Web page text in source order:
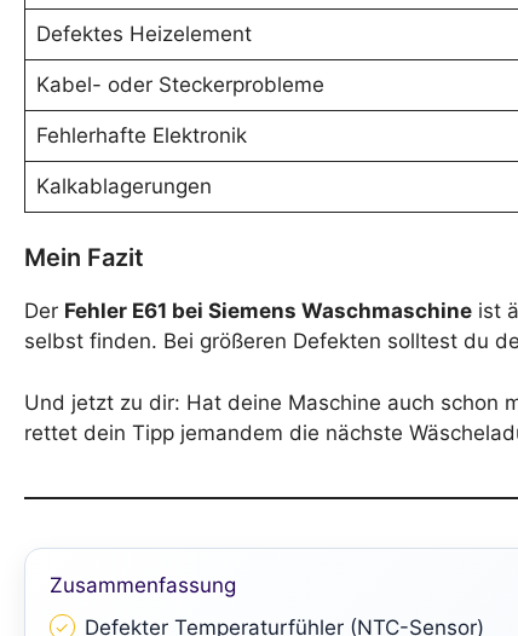
Defektes Heizelement
Kabel- oder Steckerprobleme
Fehlerhafte Elektronik
Kalkablagerungen
Mein Fazit
Der Fehler E61 bei Siemens Waschmaschine ist
selbst finden. Bei größeren Defekten solltest du
Und jetzt zu dir: Hat deine Maschine auch schon
rettet dein Tipp jemandem die nächste
Zusammenfassung
Defekter Temperaturfühler (NTC-Sensor)